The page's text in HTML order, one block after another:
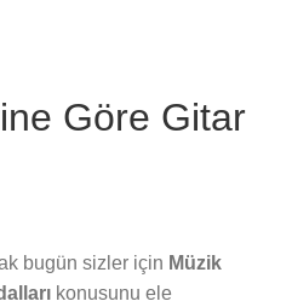
Göre Gitar
bugün sizler için Müzik
konusunu ele